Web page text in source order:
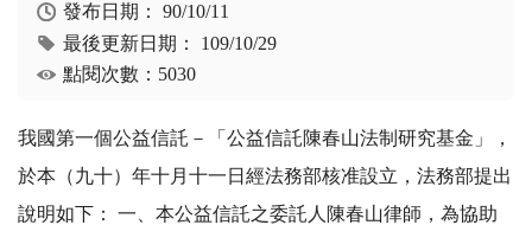
發布日期：90/10/11
最後更新日期： 109/10/29
點閱次數：5030
我國第一個公益信託－「公益信託陳春山法制研究基金」，
於本（九十）年十月十一日經法務部核准設立，法務部提出
說明如下： 一、本公益信託之委託人陳春山律師，為協助